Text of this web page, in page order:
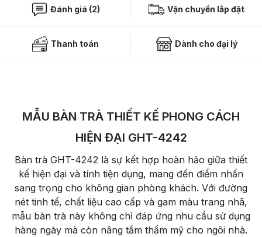
Đánh giá (2) Vận chuyển lắp đặt
Thanh toán Dành cho đại lý
MẪU BÀN TRÀ THIẾT KẾ PHONG CÁCH
HIỆN ĐẠI GHT-4242
Bàn trà GHT-4242 là sự kết hợp hoàn hảo giữa thiết
kế hiện đại và tính tiện dụng, mang đến điểm nhấn
sang trọng cho không gian phòng khách. Với đường
nét tinh tế, chất liệu cao cấp và gam màu trang nhã,
mẫu bàn trà này không chỉ đáp ứng nhu cầu sử dụng
hàng ngày mà còn nâng tầm thẩm mỹ cho ngôi nhà.